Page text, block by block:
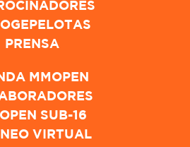
PRENSA
MMOPEN
SUB-16
VIRTUAL